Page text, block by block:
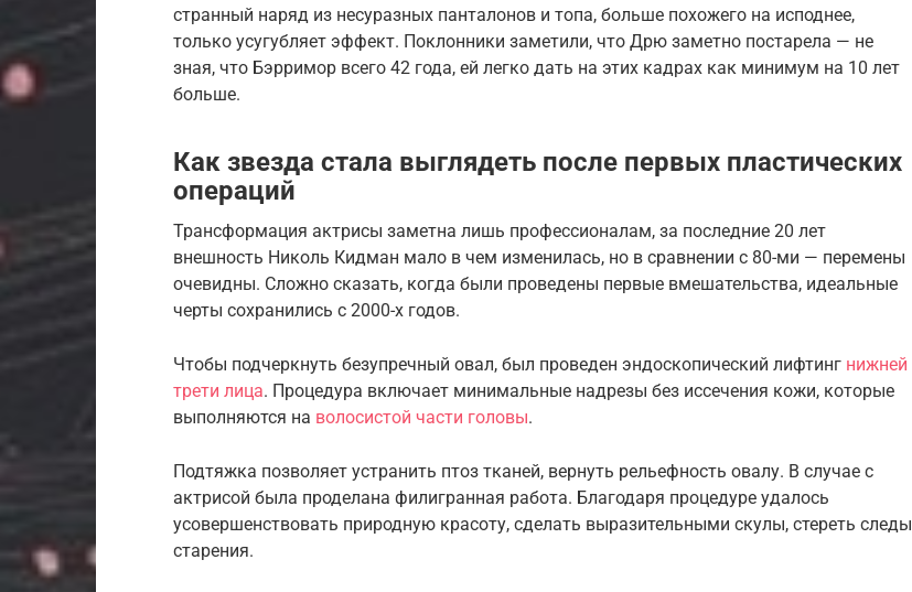
странный наряд из несуразных панталонов и топа, больше похожего на исподнее,
только усугубляет эффект. Поклонники заметили, что Дрю заметно постарела — не
зная, что Бэрримор всего 42 года, ей легко дать на этих кадрах как минимум на 10 лет
больше.
Как звезда стала выглядеть после первых пластических
операций
Трансформация актрисы заметна лишь профессионалам, за последние 20 лет
внешность Николь Кидман мало в чем изменилась, но в сравнении с 80-ми — перемены
очевидны. Сложно сказать, когда были проведены первые вмешательства, идеальные
черты сохранились с 2000-х годов.
Чтобы подчеркнуть безупречный овал, был проведен эндоскопический лифтинг нижней
трети лица. Процедура включает минимальные надрезы без иссечения кожи, которые
выполняются на волосистой части головы.
Подтяжка позволяет устранить птоз тканей, вернуть рельефность овалу. В случае с
актрисой была проделана филигранная работа. Благодаря процедуре удалось
усовершенствовать природную красоту, сделать выразительными скулы, стереть следы
старения.